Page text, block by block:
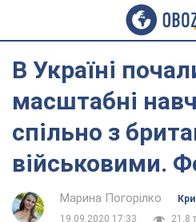
В Україні
масштабні
спільно з
військовими.
Марина Погорілко
19.09.2020 17:33
21,8